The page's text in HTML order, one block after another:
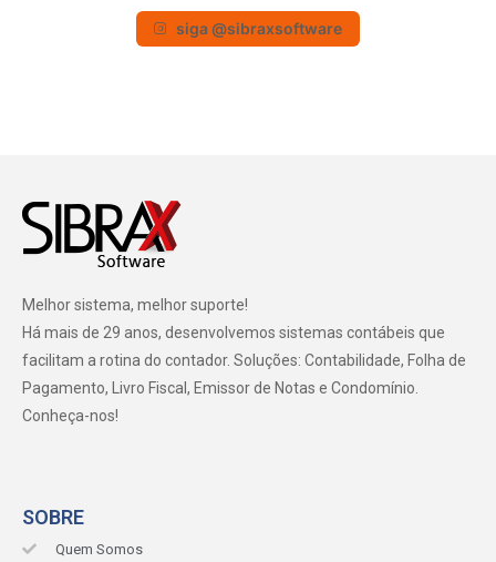
siga @sibraxsoftware
Melhor sistema, melhor suporte!
Há mais de 29 anos, desenvolvemos sistemas contábeis que
facilitam a rotina do contador. Soluções: Contabilidade, Folha de
Pagamento, Livro Fiscal, Emissor de Notas e Condomínio.
Conheça-nos!
SOBRE
Quem Somos